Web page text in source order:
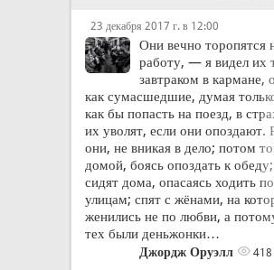
23 декабря 2017 г. в 12:00
Они вечно торопятся
работу, — я видел их
завтраком в кармане,
как сумасшедшие, думая
как бы попасть на поезд, в
их уволят, если они опоздают.
они, не вникая в дело; потом
домой, боясь опоздать к обеду;
сидят дома, опасаясь ходить
улицам; спят с жёнами, на
женились не по любви, а
тех были деньжонки…
Джордж Оруэлл 418